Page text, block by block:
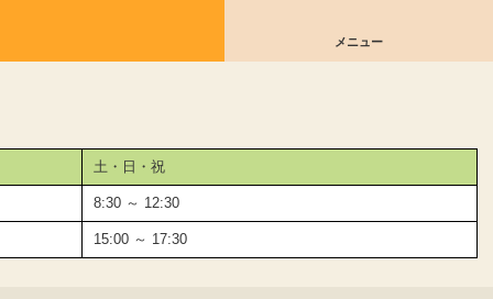
土・日・祝
8:30 ～ 12:30
15:00 ～ 17:30
メニュー